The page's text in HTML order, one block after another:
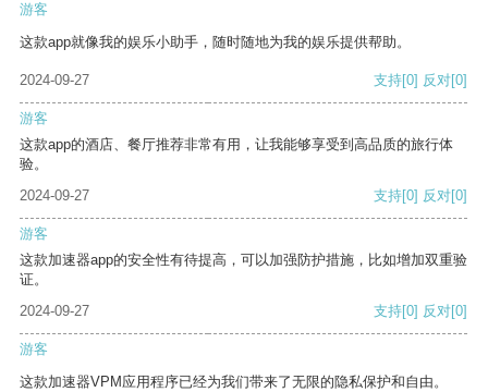
游客
这款app就像我的娱乐小助手，随时随地为我的娱乐提供帮助。
2024-09-27 支持[0] 反对[0]
游客
这款app的酒店、餐厅推荐非常有用，让我能够享受到高品质的旅行体
验。
2024-09-27
支持[0] 反对[0]
游客
这款加速器app的安全性有待提高，可以加强防护措施，比如增加双重验
证。
2024-09-27
支持[0] 反对[0]
游客
这款加速器VPM应用程序已经为我们带来了无限的隐私保护和自由。